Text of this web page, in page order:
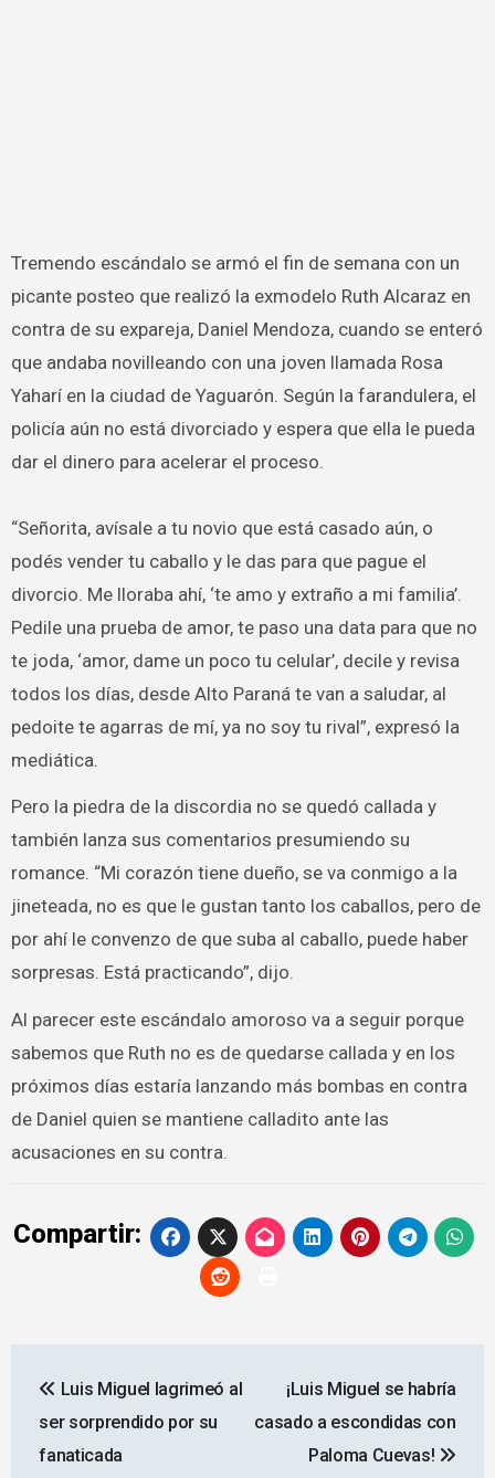
Tremendo escándalo se armó el fin de semana con un
picante posteo que realizó la exmodelo Ruth Alcaraz en
contra de su expareja, Daniel Mendoza, cuando se enteró
que andaba novilleando con una joven llamada Rosa
Yaharí en la ciudad de Yaguarón. Según la farandulera, el
policía aún no está divorciado y espera que ella le pueda
dar el dinero para acelerar el proceso.
“Señorita, avísale a tu novio que está casado aún, o
podés vender tu caballo y le das para que pague el
divorcio. Me lloraba ahí, ‘te amo y extraño a mi familia’.
Pedile una prueba de amor, te paso una data para que no
te joda, ‘amor, dame un poco tu celular’, decile y revisa
todos los días, desde Alto Paraná te van a saludar, al
pedoite te agarras de mí, ya no soy tu rival”, expresó la
mediática.
Pero la piedra de la discordia no se quedó callada y
también lanza sus comentarios presumiendo su
romance. “Mi corazón tiene dueño, se va conmigo a la
jineteada, no es que le gustan tanto los caballos, pero de
por ahí le convenzo de que suba al caballo, puede haber
sorpresas. Está practicando”, dijo.
Al parecer este escándalo amoroso va a seguir porque
sabemos que Ruth no es de quedarse callada y en los
próximos días estaría lanzando más bombas en contra
de Daniel quien se mantiene calladito ante las
acusaciones en su contra.
Compartir:
de
entradas
Luis Miguel lagrimeó al
ser sorprendido por su
fanaticada
¡Luis Miguel se habría
casado a escondidas con
Paloma Cuevas!